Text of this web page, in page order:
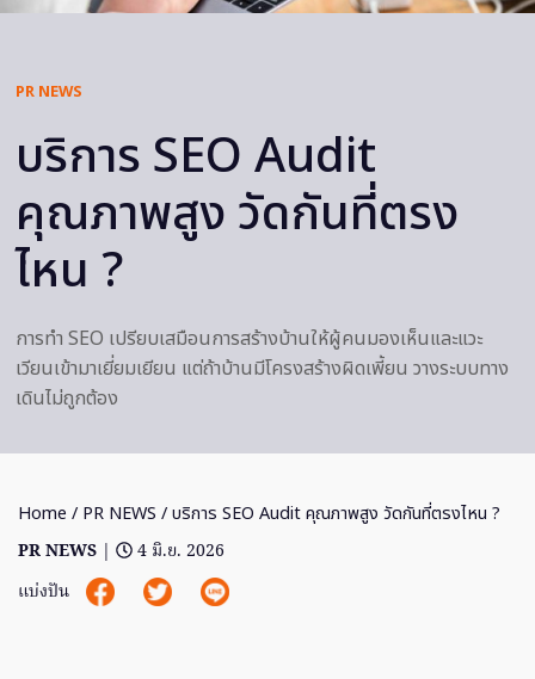
PR NEWS
บริการ SEO Audit
คุณภาพสูง วัดกันที่ตรง
ไหน ?
การทำ SEO เปรียบเสมือนการสร้างบ้านให้ผู้คนมองเห็นและแวะ
เวียนเข้ามาเยี่ยมเยียน แต่ถ้าบ้านมีโครงสร้างผิดเพี้ยน วางระบบทาง
เดินไม่ถูกต้อง
Home / PR NEWS / บริการ SEO Audit คุณภาพสูง วัดกันที่ตรงไหน ?
PR NEWS |
4 มิ.ย. 2026
แบ่งปัน